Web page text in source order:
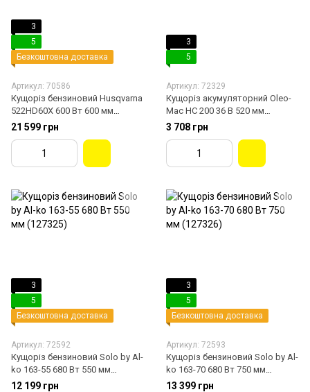
3
5
Безкоштовна доставка
Артикул: 70586
Кущоріз бензиновий Husqvarna
522HD60X 600 Bт 600 мм
(9676587-01)
21 599 грн
3
5
Артикул: 72329
Кущоріз акумуляторний Oleo-
Mac HC 200 36 В 520 мм
(54019031)
3 708 грн
3
5
Безкоштовна доставка
Артикул: 72592
Кущоріз бензиновий Solo by Al-
ko 163-55 680 Вт 550 мм
(127325)
12 199 грн
3
5
Безкоштовна доставка
Артикул: 72593
Кущоріз бензиновий Solo by Al-
ko 163-70 680 Вт 750 мм
(127326)
13 399 грн